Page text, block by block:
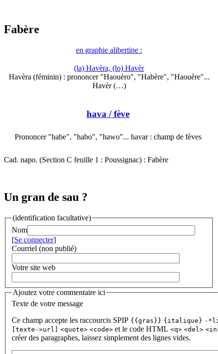
Fabère
en graphie alibertine :
(la) Havèra, (lo) Havèr
Havèra (féminin) : prononcer "Haouèro", "Habère", "Haouère"...
Havèr (…)
hava / fève
Prononcer "habe", "habo", "hawo"... havar : champ de fèves
Cad. napo. (Section C feuille 1 : Poussignac) : Fabère
Un gran de sau ?
(identification facultative)
Nom
[Se connecter]
Courriel (non publié)
Votre site web
Ajoutez votre commentaire ici
Texte de votre message
Ce champ accepte les raccourcis SPIP {{gras}} {italique} -
[texte->url]
<quote> <code> et le code HTML <q> <del>
créer des paragraphes, laissez simplement des lignes vides.